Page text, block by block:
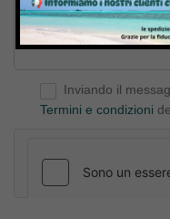
Inviando il
Termini e condizioni